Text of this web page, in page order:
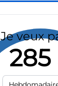
Je veux
285